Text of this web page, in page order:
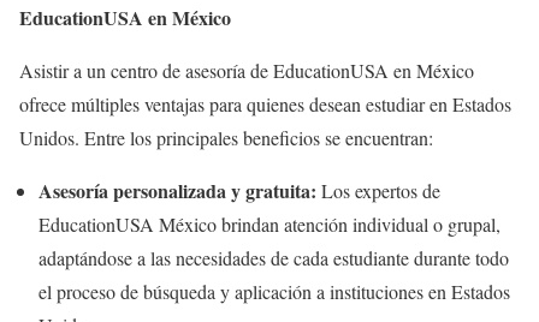
EducationUSA en México
Asistir a un centro de asesoría de EducationUSA en México
ofrece múltiples ventajas para quienes desean estudiar en Estados
Unidos. Entre los principales beneficios se encuentran:
Asesoría personalizada y gratuita: Los expertos de
EducationUSA México brindan atención individual o grupal,
adaptándose a las necesidades de cada estudiante durante todo
el proceso de búsqueda y aplicación a instituciones en Estados